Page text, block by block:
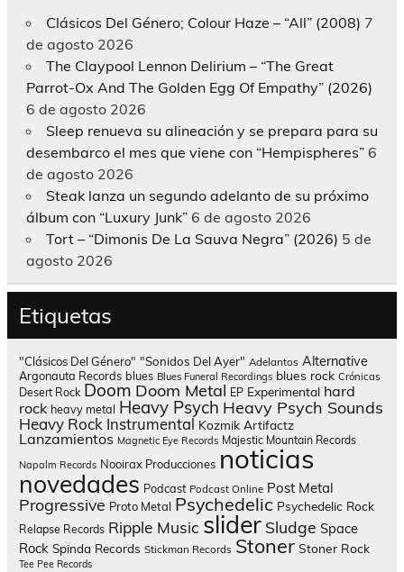
Clásicos Del Género; Colour Haze – “All” (2008) 7
de agosto 2026
The Claypool Lennon Delirium – “The Great
Parrot-Ox And The Golden Egg Of Empathy” (2026)
6 de agosto 2026
Sleep renueva su alineación y se prepara para su
desembarco el mes que viene con “Hempispheres” 6
de agosto 2026
Steak lanza un segundo adelanto de su próximo
álbum con “Luxury Junk” 6 de agosto 2026
Tort – “Dimonis De La Sauva Negra” (2026) 5 de
agosto 2026
Etiquetas
"Clásicos Del Género" "Sonidos Del Ayer" Adelantos Alternative
Argonauta Records blues Blues Funeral Recordings blues rock Crónicas
Desert Rock Doom Doom Metal EP Experimental hard
rock heavy metal Heavy Psych Heavy Psych Sounds
Heavy Rock Instrumental Kozmik Artifactz
Lanzamientos Magnetic Eye Records Majestic Mountain Records
Napalm Records Nooirax Producciones noticias
novedades Podcast Podcast Online Post Metal
Progressive Proto Metal Psychedelic Psychedelic Rock
Relapse Records Ripple Music slider Sludge Space
Rock Spinda Records Stickman Records Stoner Stoner Rock
Tee Pee Records